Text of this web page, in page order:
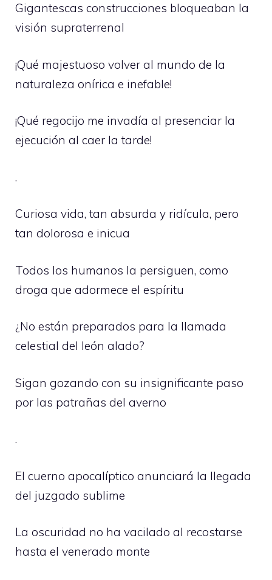
Gigantescas construcciones bloqueaban la
visión supraterrenal
¡Qué majestuoso volver al mundo de la
naturaleza onírica e inefable!
¡Qué regocijo me invadía al presenciar la
ejecución al caer la tarde!
.
Curiosa vida, tan absurda y ridícula, pero
tan dolorosa e inicua
Todos los humanos la persiguen, como
droga que adormece el espíritu
¿No están preparados para la llamada
celestial del león alado?
Sigan gozando con su insignificante paso
por las patrañas del averno
.
El cuerno apocalíptico anunciará la llegada
del juzgado sublime
La oscuridad no ha vacilado al recostarse
hasta el venerado monte